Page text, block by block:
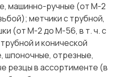
машинно-ручные (от М-2
метчики с трубной,
(от М-2 до М-56, в т. ч. с
и конической
шпоночные, отрезные,
резцы в ассортименте (в